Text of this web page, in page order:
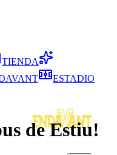
TIENDA
ESTADIO
de Estiu!